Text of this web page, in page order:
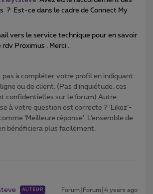
? Est-ce dans le cadre de Connect My
vers le service technique pour en savoir
Proximus . Merci .
pas à compléter votre profil en indiquant
ou de client. (Pas d'inquiétude, ces
confidentielles sur le forum) Autre
à votre question est correcte ? ‘Likez’-
‘Meilleure réponse’. L’ensemble de
bénéficiera plus facilement.
AUTEUR Forum|Forum|4 years ago